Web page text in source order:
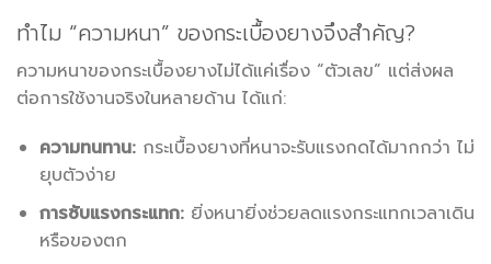
ทำไม “ความหนา” ของกระเบื้องยางจึงสำคัญ?
ความหนาของกระเบื้องยางไม่ได้แค่เรื่อง “ตัวเลข” แต่ส่งผล
ต่อการใช้งานจริงในหลายด้าน ได้แก่:
ความทนทาน:กระเบื้องยางที่หนาจะรับแรงกดได้มากกว่า ไม่
ยุบตัวง่าย
การซับแรงกระแทก:ยิ่งหนายิ่งช่วยลดแรงกระแทกเวลาเดิน
หรือของตก